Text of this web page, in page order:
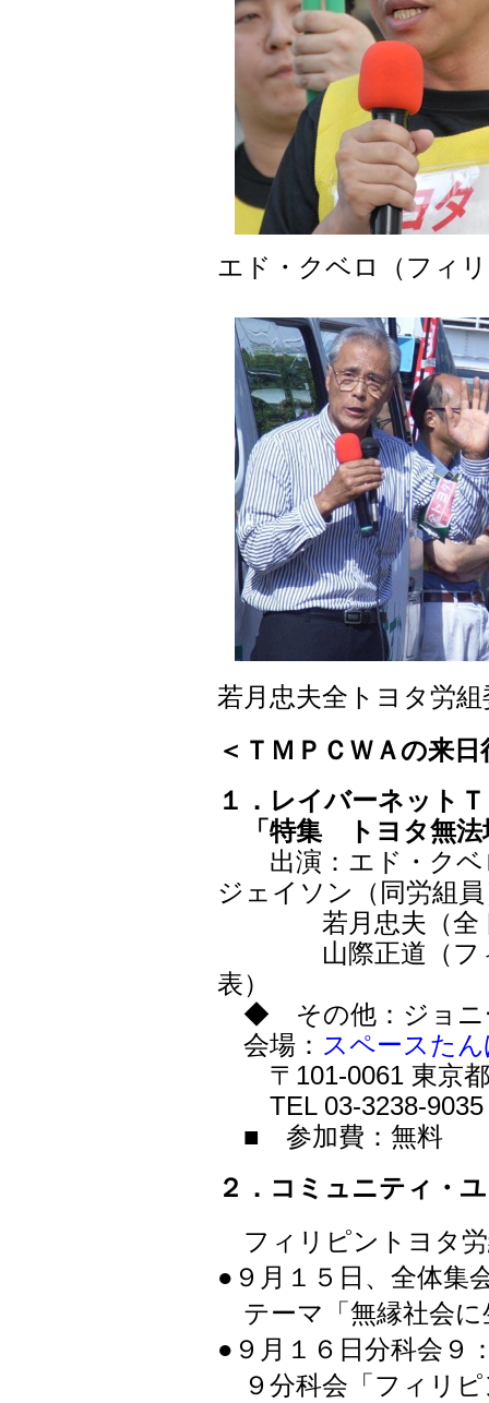
エド・クベロ（フィ
若月忠夫全トヨタ労
＜ＴＭＰＣＷＡの来
１．レイバーネット
「特集 トヨタ無法
出演：エド・クベ
ジェイソン（同労組
若月忠夫（全ト
山際正道（フィリ
表）
◆ その他：ジョニ
会場： スペースた
〒101-0061 東京都
TEL 03-3238-9035
■ 参加費：無料
２．コミュニティ・
フィリピントヨタ
●９月１５日、全体集
テーマ「無縁社会に
●９月１６日分科会９
９分科会「フィリピ